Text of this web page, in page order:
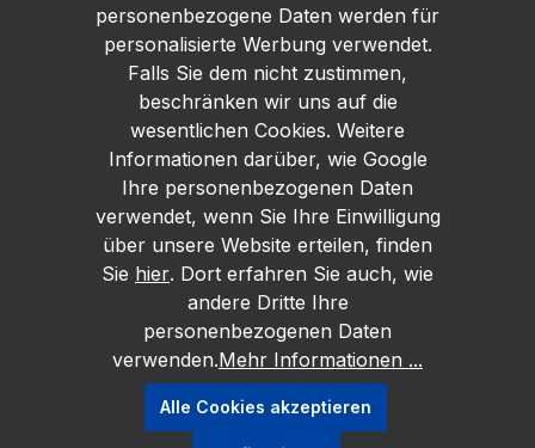
personenbezogene Daten werden für
personalisierte Werbung verwendet.
Falls Sie dem nicht zustimmen,
beschränken wir uns auf die
wesentlichen Cookies. Weitere
Informationen darüber, wie Google
Ihre personenbezogenen Daten
verwendet, wenn Sie Ihre Einwilligung
über unsere Website erteilen, finden
Sie hier. Dort erfahren Sie auch, wie
andere Dritte Ihre
personenbezogenen Daten
verwenden.Mehr Informationen ...
Alle Cookies akzeptieren